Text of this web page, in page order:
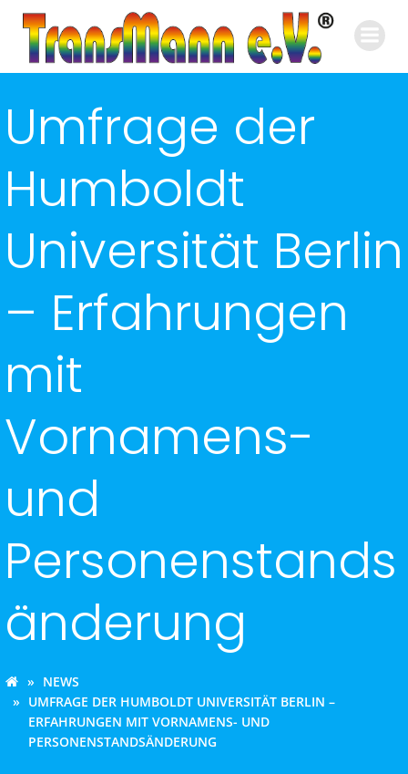
Inhalt
springen
Umfrage der
Humboldt
Universität Berlin
– Erfahrungen
mit
Vornamens-
und
Personenstands
änderung
NEWS
UMFRAGE DER HUMBOLDT UNIVERSITÄT BERLIN –
ERFAHRUNGEN MIT VORNAMENS- UND
PERSONENSTANDSÄNDERUNG